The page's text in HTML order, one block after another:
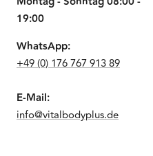
19:00
WhatsApp:
+49 (0) 176 767 913 89
E-Mail:
info@vitalbodyplus.de